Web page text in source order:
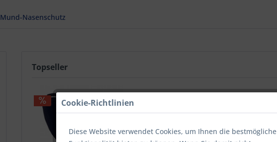
Mund-Nasenschutz
Topseller
Cookie-Richtlinien
Diese Website verwendet Cookies, um Ihnen die bestmögliche